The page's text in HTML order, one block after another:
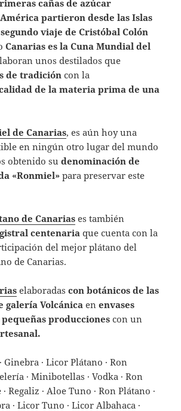
cañas de azúcar
partieron desde las Islas
viaje de Cristóbal Colón
Canarias es la Cuna Mundial del
unos destilados que
de tradición con la
de la materia prima de una
de Canarias, es aún hoy una
en ningún otro lugar del mundo
obtenido sudenominación de
«Ronmiel» para preservar este
de Canariases también
centenaria que cuenta con la
del mejor plátano del
de Canarias.
elaboradas con botánicos de las
galería Volcánicaenenvases
pequeñas producciones con un
Ginebra · Licor Plátano · Ron
· Minibotellas · Vodka · Ron
Regaliz · Aloe Tuno · Ron Plátano ·
· Licor Tuno · Licor Albahaca ·